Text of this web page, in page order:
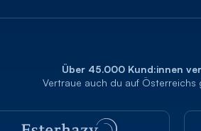
Über 45.000 Kund:innen
Vertraue auch du auf Österreichs